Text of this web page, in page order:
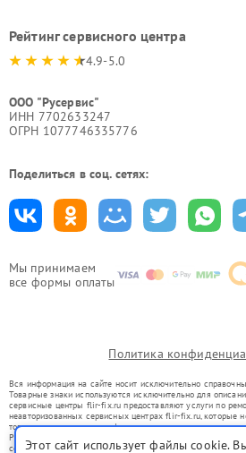
Мы принимаем
все формы оплаты
Рейтинг сервисного центра
4.9-5.0
ООО "Русервис"
ИНН 7702633247
ОГРН 1077746335776
Поделиться в соц. сетях:
Политика
Вся информация на сайте носит исключительно
Товарные знаки используются исключительно для
сервисные центры flir-fix.ru предоставляют услуги по
неавторизованных сервисных центрах flir-fix.ru, которые
товарных знаков или их официальными представителями.
Ремонт осуществляется для устройств, уже введенных в
со статьей 1487 ГК РФ.
Этот сайт использует файлы cookie.